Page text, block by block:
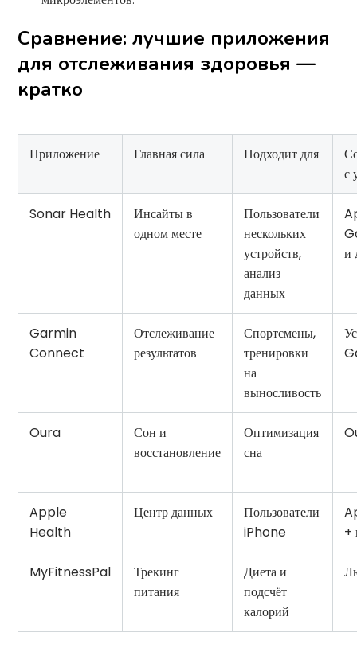
Сравнение: лучшие приложения
для отслеживания здоровья —
кратко
Приложение Главная сила Подходит для
с
Sonar Health
Инсайты в
одном месте
Пользователи
нескольких
устройств,
анализ
данных
и
Garmin
Connect
Отслеживание
результатов
Спортсмены,
тренировки
на
выносливость
Oura
Сон и
восстановление
Оптимизация
сна
Apple
Health
Центр данных
Пользователи
iPhone
+
MyFitnessPal
Трекинг
питания
Диета и
подсчёт
калорий